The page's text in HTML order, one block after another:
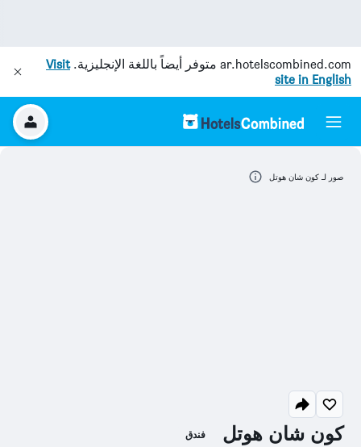
ar.hotelscombined.com متوفر أيضاً باللغة الإنجليزية.Visit
site in English
كون شان هوتل فندق
صور لـ كون شان هوتل